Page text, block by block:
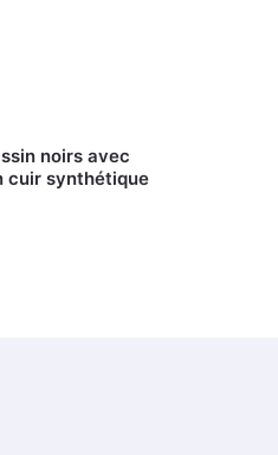
noirs avec
cuir synthétique